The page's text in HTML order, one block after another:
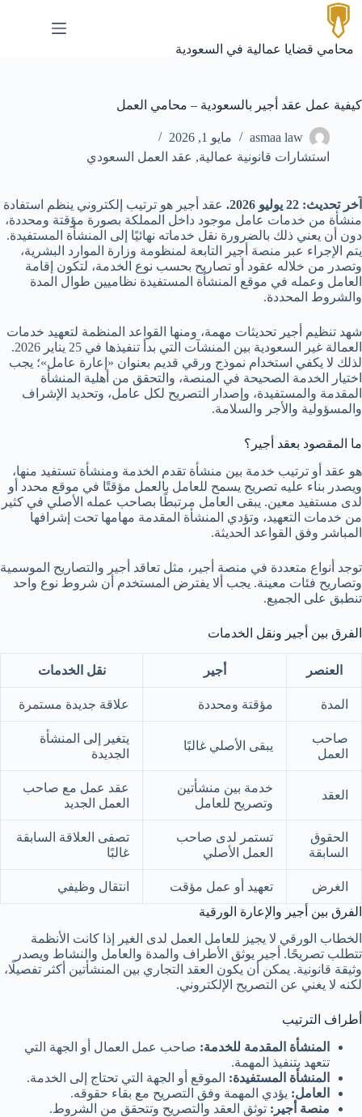
التجاوز
إلى
المحتوى
محامي قضايا عمالية في السعودية
كيفية عمل عقد أجير بالسعودية – محامي العمل
asmaa law
مايو 1, 2026
استشارات قانونية عمالية, عقد العمل السعودي
آخر تحديث: 22 يوليو 2026.
عقد أجير هو ترتيب إلكتروني ينظم استفادة
منشأة من خدمات عامل موجود داخل المملكة بصورة مؤقتة ومحددة،
دون أن يعني ذلك بالضرورة نقل خدماته نهائيًا إلى المنشأة المستفيدة.
يتم الإجراء عبر منصة أجير التابعة لمنظومة وزارة الموارد البشرية،
وتصدر من خلاله عقود أو تصاريح بحسب نوع الخدمة، لتكون إقامة
العامل وعمله في موقع المنشأة المستفيدة نظاميين طوال المدة
والشروط المحددة.
شهد تنظيم أجير تحديثات مهمة، ومنها القواعد المنظمة لتعهيد خدمات
العمالة غير السعودية بين المنشآت التي بدأ تنفيذها في 25 يناير 2026.
لذلك لا يكفي استخدام نموذج ورقي قديم بعنوان «إعارة عامل»؛ يجب
اختيار الخدمة الصحيحة في المنصة، والتحقق من أهلية المنشأة
المقدمة والمستفيدة، وإصدار التصريح لكل عامل، وتحديد الإشراف
والمسؤولية والأجر والسلامة.
ما المقصود بعقد أجير؟
هو عقد أو ترتيب خدمة بين منشأة تقدم الخدمة ومنشأة تستفيد منها،
ويصدر بناء عليه تصريح يسمح للعامل بالعمل مؤقتًا في موقع محدد أو
لدى مستفيد معين. يبقى العامل مرتبطًا بصاحب عمله الأصلي في كثير
من خدمات التعهيد، وتؤدي المنشأة المقدمة مهامها تحت إشرافها
المباشر وفق القواعد الحديثة.
توجد أنواع متعددة في منصة أجير، مثل تعاقد أجير والتصاريح الموسمية
وتصاريح فئات معينة. يجب ألا يفترض المستخدم أن شروط نوع واحد
تنطبق على الجميع.
الفرق بين أجير ونقل الخدمات
العنصر أجير نقل الخدمات
المدة مؤقتة ومحددة علاقة جديدة مستمرة
صاحب
العمل
يبقى الأصلي غالبًا
يتغير إلى المنشأة
الجديدة
العقد
خدمة بين منشأتين
وتصريح للعامل
عقد عمل مع صاحب
العمل الجديد
الحقوق
السابقة
تستمر لدى صاحب
العمل الأصلي
تصفى العلاقة السابقة
غالبًا
الغرض تعهيد أو عمل مؤقت
انتقال وظيفي
الفرق بين أجير والإعارة الورقية
الخطاب الورقي لا يجيز للعامل العمل لدى الغير إذا كانت الأنظمة
تتطلب تصريحًا. أجير يوثق الأطراف والمدة والعامل والنشاط ويصدر
وثيقة قانونية. يمكن أن يكون العقد التجاري بين المنشأتين أكثر تفصيلًا،
لكنه لا يغني عن التصريح الإلكتروني.
أطراف الترتيب
المنشأة المقدمة للخدمة: صاحب عمل العمال أو الجهة التي
تتعهد بتنفيذ المهمة.
المنشأة المستفيدة: الموقع أو الجهة التي تحتاج إلى الخدمة.
العامل: يؤدي المهمة وفق التصريح مع بقاء حقوقه.
منصة أجير: توثق العقد والتصريح وتتحقق من الشروط.